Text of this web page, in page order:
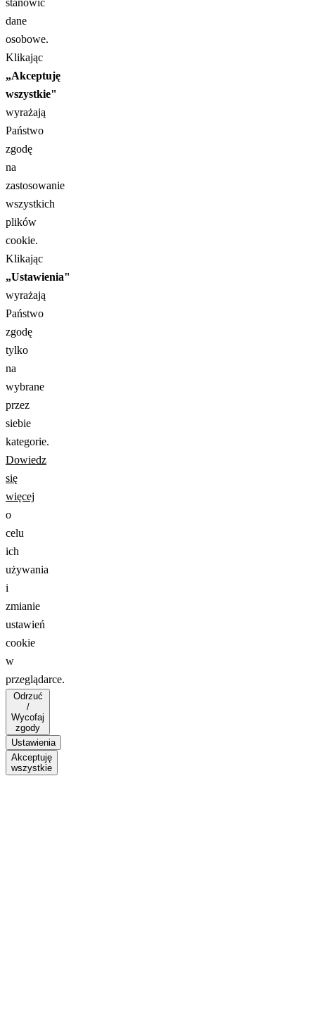
dane
osobowe.
Klikając
„Akceptuję
wszystkie"
wyrażają
Państwo
zgodę
na
zastosowanie
wszystkich
plików
cookie.
Klikając
„Ustawienia"
wyrażają
Państwo
zgodę
tylko
na
wybrane
przez
siebie
kategorie.
Dowiedz
się
więcej
o
celu
ich
używania
i
zmianie
ustawień
cookie
w
przeglądarce.
Odrzuć
/
Wycofaj
zgody
Ustawienia
Akceptuję
wszystkie